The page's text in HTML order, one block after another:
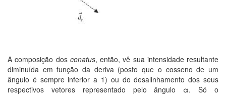
A composição dos conatus, então, vê sua intensidade resultante
diminuída em função da deriva (posto que o cosseno de um
ângulo é sempre inferior a 1) ou do desalinhamento dos seus
respectivos vetores representado pelo ângulo α. Só o